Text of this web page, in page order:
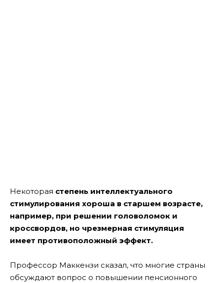
Некоторая степень интеллектуального
стимулирования хороша в старшем возрасте,
например, при решении головоломок и
кроссвордов, но чрезмерная стимуляция
имеет противоположный эффект.
Профессор Маккензи сказал, что многие страны
обсуждают вопрос о повышении пенсионного